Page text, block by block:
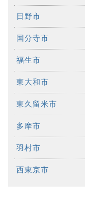
日野市
国分寺市
福生市
東大和市
東久留米市
多摩市
羽村市
西東京市